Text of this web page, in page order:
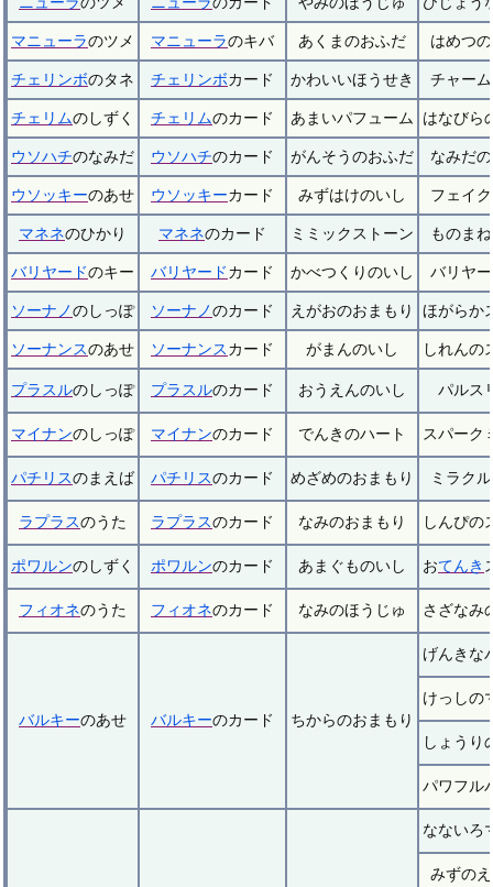
マニューラのツメ マニューラのキバ あくまのおふだ はめつ
チェリンボのタネ チェリンボカード かわいいほうせき チャー
チェリムのしずく チェリムのカード あまいパフューム はなびら
ウソハチのなみだ ウソハチのカード がんそうのおふだ なみだ
ウソッキーのあせ ウソッキーカード みずはけのいし フェイ
マネネのひかり マネネのカード ミミックストーン ものま
バリヤードのキー バリヤードカード かべつくりのいし バリヤ
ソーナノのしっぽ ソーナノのカード えがおのおまもり ほがらか
ソーナンスのあせ ソーナンスカード がまんのいし しれんの
プラスルのしっぽ プラスルのカード おうえんのいし パルス
マイナンのしっぽ マイナンのカード でんきのハート スパーク
パチリスのまえば パチリスのカード めざめのおまもり ミラク
ラプラスのうた ラプラスのカード なみのおまもり しんぴの
ポワルンのしずく ポワルンのカード あまぐものいし おてんき
フィオネのうた フィオネのカード なみのほうじゅ さざなみ
バルキーのあせ バルキーのカード ちからのおまもり
げんきな
けっしの
しょうり
パワフル
なないろ
みずの